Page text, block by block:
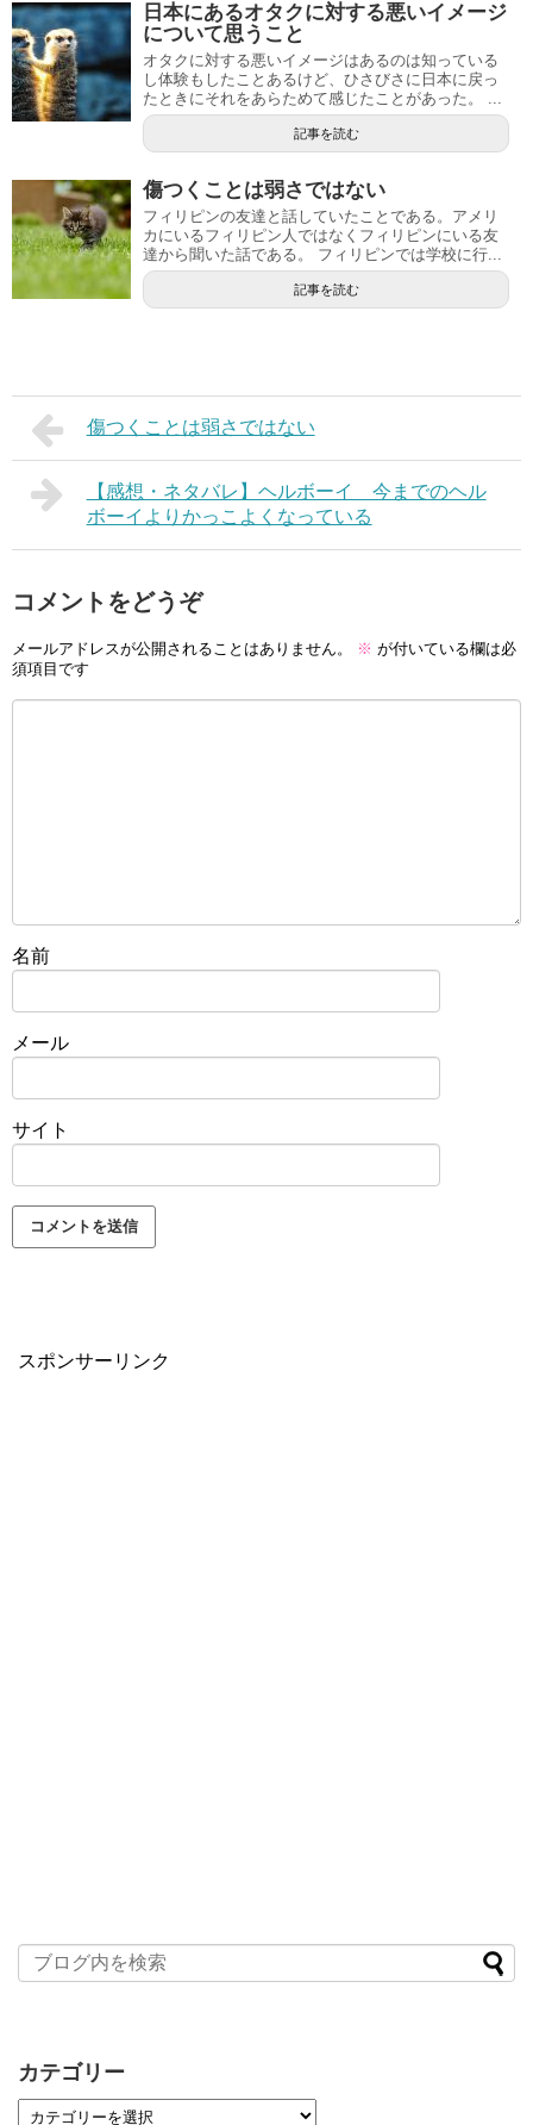
日本にあるオタクに対する悪いイメージ
について思うこと
オタクに対する悪いイメージはあるのは知っている
し体験もしたことあるけど、ひさびさに日本に戻っ
たときにそれをあらためて感じたことがあった。 ...
記事を読む
傷つくことは弱さではない
フィリピンの友達と話していたことである。アメリ
カにいるフィリピン人ではなくフィリピンにいる友
達から聞いた話である。 フィリピンでは学校に行...
記事を読む
傷つくことは弱さではない
【感想・ネタバレ】ヘルボーイ 今までのヘル
ボーイよりかっこよくなっている
コメントをどうぞ
メールアドレスが公開されることはありません。 ※ が付いている欄は必
須項目です
名前
メール
サイト
スポンサーリンク
カテゴリー